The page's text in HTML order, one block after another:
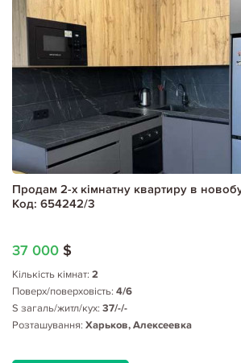
Продам 2-х кімнатну квартиру в
Код: 654242/3
37 000 $
Кількість кімнат: 2
Поверх/поверховість: 4/6
S загаль/житл/кух: 37/-/-
Розташування: Харьков, Алексеевка